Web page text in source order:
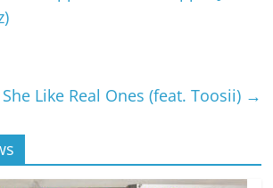
Like Real Ones (feat. Toosii) →